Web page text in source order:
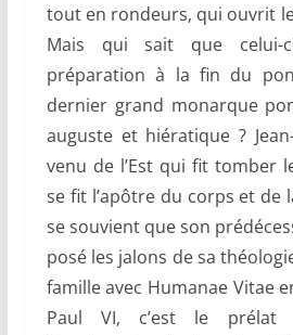
tout en rondeurs, qui ouvrit
Mais qui sait que
préparation à la fin du
dernier grand monarque
auguste et hiératique ?
venu de l’Est qui fit tomber
se fit l’apôtre du corps et de
se souvient que son
posé les jalons de sa
famille avec Humanae Vitae
Paul VI, c’est le prélat